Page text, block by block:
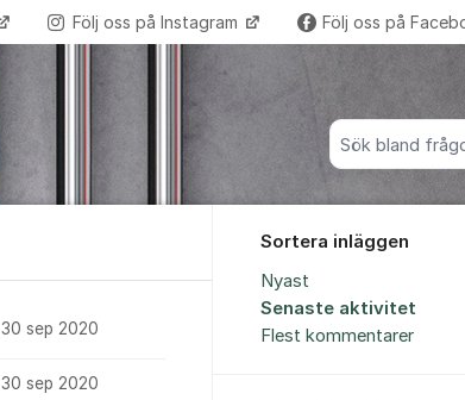
Sök bland alla
Följ oss på Instagram Följ oss på
30 sep 2020
30 sep 2020
Sortera inläggen
Nyast
Senaste aktivitet
Flest kommentarer